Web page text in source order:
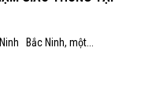
Bắc Ninh, một...